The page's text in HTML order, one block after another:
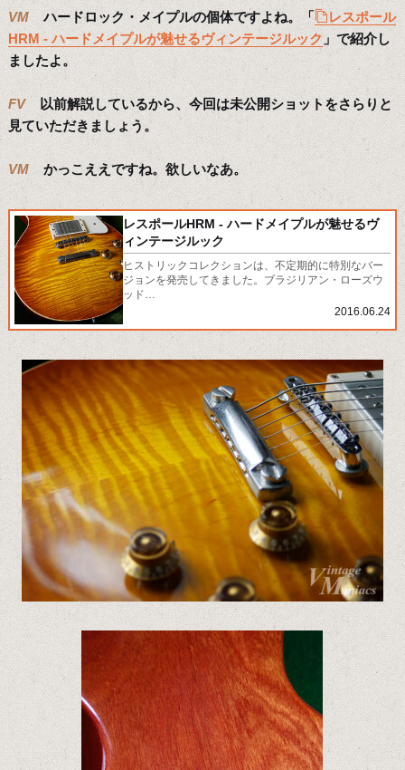
VM ハードロック・メイプルの個体ですよね。「
レスポール
HRM - ハードメイプルが魅せるヴィンテージルック 」で紹介し
ましたよ。
FV
以前解説しているから、今回は未公開ショットをさらりと
見ていただきましょう。
VM かっこええですね。欲しいなあ。
レスポールHRM - ハードメイプルが魅せるヴ
ィンテージルック
ヒストリックコレクションは、不定期的に特別なバー
ジョンを発売してきました。ブラジリアン・ローズウ
ッド…
2016.06.24